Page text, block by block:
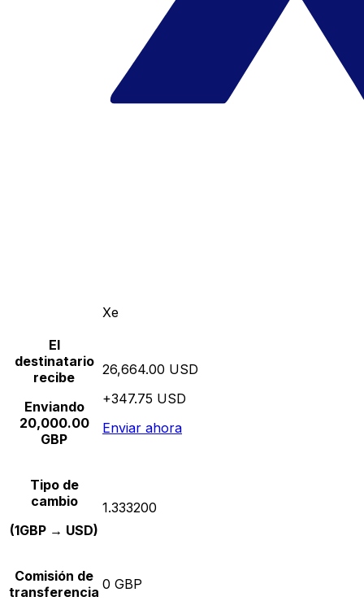
Xe
El
destinatario
recibe
Enviando
20,000.00
GBP
26,664.00 USD
+347.75 USD
Enviar ahora
Tipo de
cambio
(1GBP → USD)
1.333200
Comisión de
transferencia 0 GBP